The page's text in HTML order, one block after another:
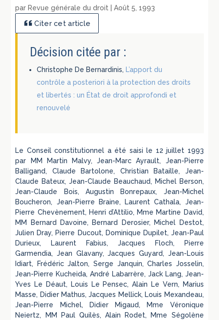
parRevue générale du droit |Août 5, 1993
Citer cet article
Décision citée par :
Christophe De Bernardinis, L’apport du
contrôle a posteriori à la protection des droits
et libertés : un État de droit approfondi et
renouvelé
Le Conseil constitutionnel a été saisi le 12 juillet 1993
par MM Martin Malvy, Jean-Marc Ayrault, Jean-Pierre
Balligand, Claude Bartolone, Christian Bataille, Jean-
Claude Bateux, Jean-Claude Beauchaud, Michel Berson,
Jean-Claude Bois, Augustin Bonrepaux, Jean-Michel
Boucheron, Jean-Pierre Braine, Laurent Cathala, Jean-
Pierre Chevènement, Henri d’Attilio, Mme Martine David,
MM Bernard Davoine, Bernard Derosier, Michel Destot,
Julien Dray, Pierre Ducout, Dominique Dupilet, Jean-Paul
Durieux, Laurent Fabius, Jacques Floch, Pierre
Garmendia, Jean Glavany, Jacques Guyard, Jean-Louis
Idiart, Frédéric Jalton, Serge Janquin, Charles Josselin,
Jean-Pierre Kucheida, André Labarrère, Jack Lang, Jean-
Yves Le Déaut, Louis Le Pensec, Alain Le Vern, Marius
Masse, Didier Mathus, Jacques Mellick, Louis Mexandeau,
Jean-Pierre Michel, Didier Migaud, Mme Véronique
Neiertz, MM Paul Quilès, Alain Rodet, Mme Ségolène